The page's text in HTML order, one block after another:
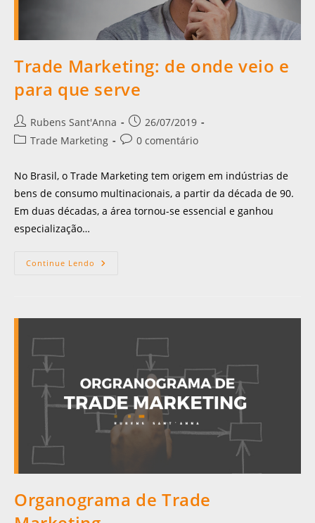
Trade Marketing: de onde veio e
para que serve
Rubens Sant'Anna
26/07/2019
Trade Marketing
0 comentário
No Brasil, o Trade Marketing tem origem em indústrias de
bens de consumo multinacionais, a partir da década de 90.
Em duas décadas, a área tornou-se essencial e ganhou
especialização…
Continue Lendo
Organograma de Trade